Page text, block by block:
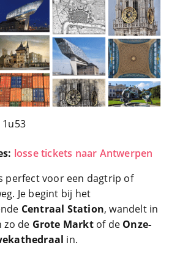
1u53
losse tickets naar Antwerpen
perfect voor een dagtrip of
Je begint bij het
Centraal Station, wandelt in
zo de Grote Marktof de Onze-
in.